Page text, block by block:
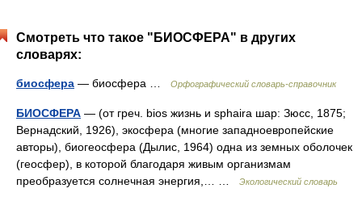
Смотреть что такое "БИОСФЕРА" в других
словарях:
биосфера — биосфера … Орфографический словарь-справочник
БИОСФЕРА — (от греч. bios жизнь и sphaira шар: Зюсс, 1875;
Вернадский, 1926), экосфера (многие западноевропейские
авторы), биогеосфера (Дылис, 1964) одна из земных оболочек
(геосфер), в которой благодаря живым организмам
преобразуется солнечная энергия,… …
Экологический словарь